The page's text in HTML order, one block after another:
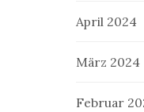
April 2024
März 2024
Februar